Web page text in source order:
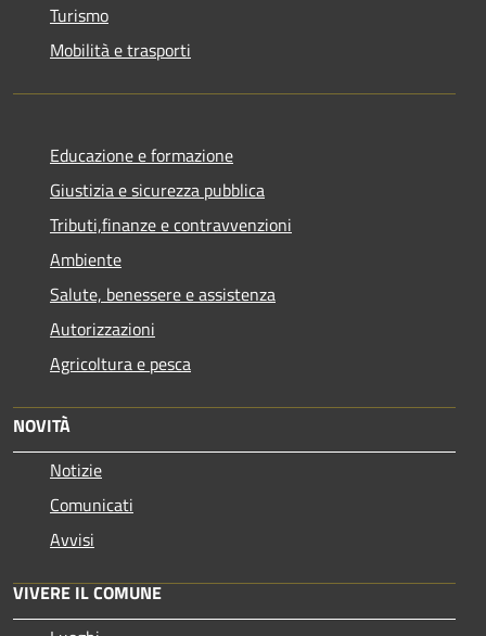
Turismo
Mobilità e trasporti
Educazione e formazione
Giustizia e sicurezza pubblica
Tributi,finanze e contravvenzioni
Ambiente
Salute, benessere e assistenza
Autorizzazioni
Agricoltura e pesca
NOVITÀ
Notizie
Comunicati
Avvisi
VIVERE IL COMUNE